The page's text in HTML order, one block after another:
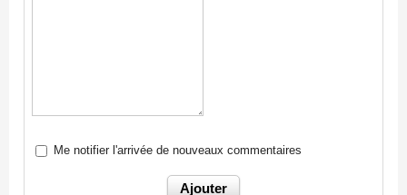
Me notifier l'arrivée de nouveaux commentaires